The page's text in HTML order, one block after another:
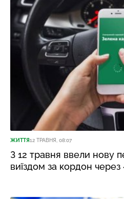
ЖИТТЯ12 ТРАВНЯ, 08:07
З 12 травня ввели нову
виїздом за кордон